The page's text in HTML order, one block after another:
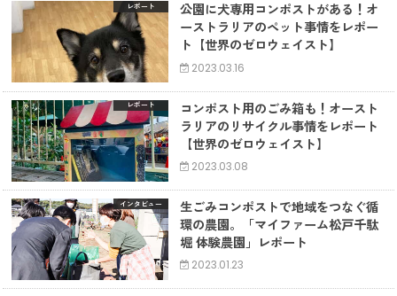
レポート
公園に犬専用コンポストがある！オ
ーストラリアのペット事情をレポー
ト【世界のゼロウェイスト】
2023.03.16
レポート
コンポスト用のごみ箱も！オースト
ラリアのリサイクル事情をレポート
【世界のゼロウェイスト】
2023.03.08
インタビュー
生ごみコンポストで地域をつなぐ循
環の農園。「マイファーム松戸千駄
堀 体験農園」レポート
2023.01.23